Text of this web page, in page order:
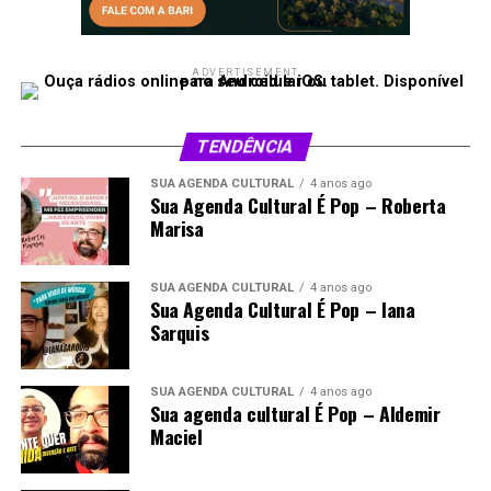
ADVERTISEMENT
TENDÊNCIA
SUA AGENDA CULTURAL 4 anos ago
Sua Agenda Cultural É Pop – Roberta
Marisa
SUA AGENDA CULTURAL 4 anos ago
Sua Agenda Cultural É Pop – Iana
Sarquis
SUA AGENDA CULTURAL 4 anos ago
Sua agenda cultural É Pop – Aldemir
Maciel